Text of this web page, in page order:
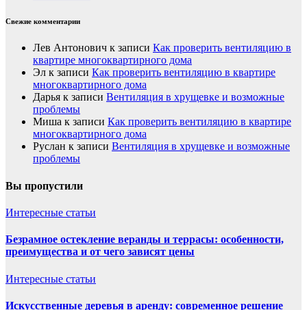
Свежие комментарии
Лев Антонович к записи Как проверить вентиляцию в
квартире многоквартирного дома
Эл к записи Как проверить вентиляцию в квартире
многоквартирного дома
Дарья к записи Вентиляция в хрущевке и возможные
проблемы
Миша к записи Как проверить вентиляцию в квартире
многоквартирного дома
Руслан к записи Вентиляция в хрущевке и возможные
проблемы
Вы пропустили
Интересные статьи
Безрамное остекление веранды и террасы: особенности,
преимущества и от чего зависят цены
Интересные статьи
Искусственные деревья в аренду: современное решение